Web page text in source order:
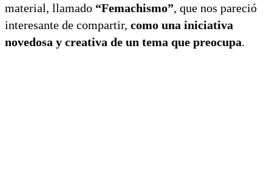
material, llamado “Femachismo”, que nos pareció
interesante de compartir, como una iniciativa
novedosa y creativa de un tema que preocupa.